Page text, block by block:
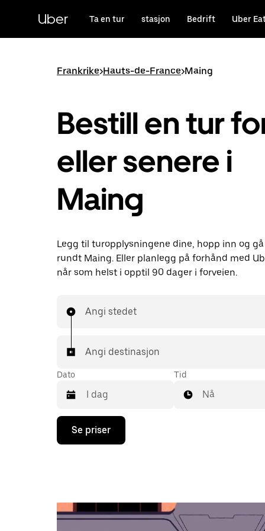
hovedinnholdet
Uber Ta en tur stasjon Bedrift Uber
Frankrike>Hauts-de-France>Maing
Bestill en tur
eller senere i
Maing
Legg til turopplysningene dine, hopp inn og
rundt Maing. Eller planlegg på forhånd med
når som helst i opptil 90 dager i forveien.
Angi stedet
Angi destinasjon
Dato
Trykk
piltast
og
velge
Tid
Nå
Se priser